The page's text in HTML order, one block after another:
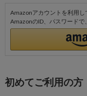
Amazonアカウントを利用し
AmazonのID、パスワードで
初めてご利用の方